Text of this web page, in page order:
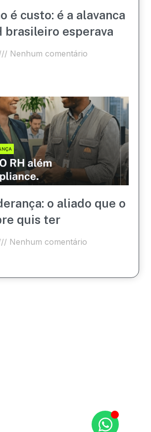
é custo: é a alavanca
brasileiro esperava
Nenhum comentário
o aliado que o
quis ter
Nenhum comentário